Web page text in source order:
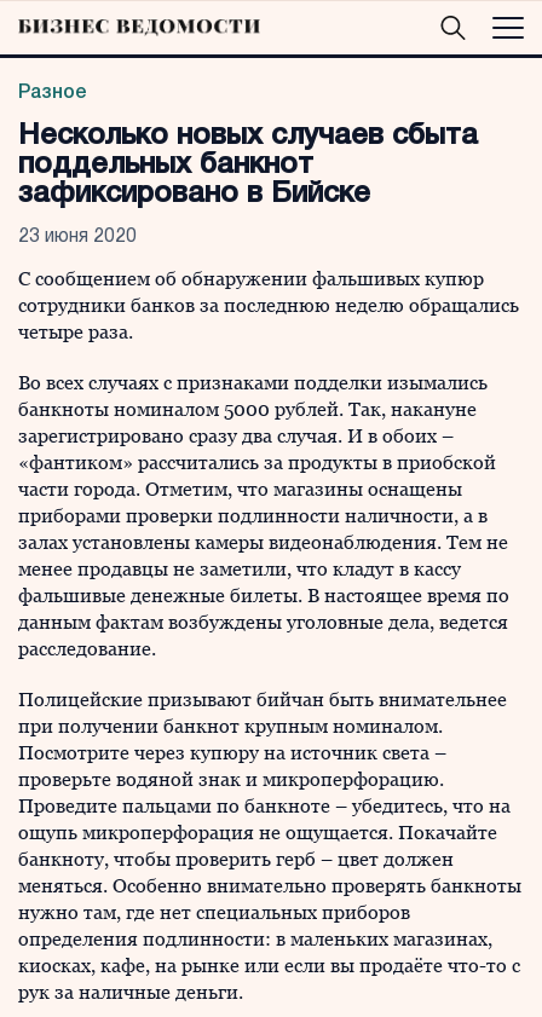
Разное
Несколько новых случаев сбыта
поддельных банкнот
зафиксировано в Бийске
23 июня 2020
С сообщением об обнаружении фальшивых купюр
сотрудники банков за последнюю неделю обращались
четыре раза.
Во всех случаях с признаками подделки изымались
банкноты номиналом 5000 рублей. Так, накануне
зарегистрировано сразу два случая. И в обоих –
«фантиком» рассчитались за продукты в приобской
части города. Отметим, что магазины оснащены
приборами проверки подлинности наличности, а в
залах установлены камеры видеонаблюдения. Тем не
менее продавцы не заметили, что кладут в кассу
фальшивые денежные билеты. В настоящее время по
данным фактам возбуждены уголовные дела, ведется
расследование.
Полицейские призывают бийчан быть внимательнее
при получении банкнот крупным номиналом.
Посмотрите через купюру на источник света –
проверьте водяной знак и микроперфорацию.
Проведите пальцами по банкноте – убедитесь, что на
ощупь микроперфорация не ощущается. Покачайте
банкноту, чтобы проверить герб – цвет должен
меняться. Особенно внимательно проверять банкноты
нужно там, где нет специальных приборов
определения подлинности: в маленьких магазинах,
киосках, кафе, на рынке или если вы продаёте что-то с
рук за наличные деньги.